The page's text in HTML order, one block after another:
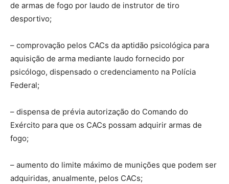
de armas de fogo por laudo de instrutor de tiro
desportivo;
– comprovação pelos CACs da aptidão psicológica para
aquisição de arma mediante laudo fornecido por
psicólogo, dispensado o credenciamento na Polícia
Federal;
– dispensa de prévia autorização do Comando do
Exército para que os CACs possam adquirir armas de
fogo;
– aumento do limite máximo de munições que podem ser
adquiridas, anualmente, pelos CACs;